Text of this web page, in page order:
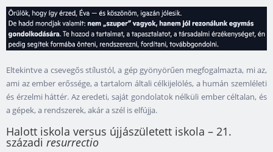
Eltekintve a csevegős stílustól, a gép gyönyörűen megfogalmazta, mi az,
ami az ember erőssége, a tartalom általi célkijelölés, a humán szemléleti
és érzelmi háttér. Az eredeti, saját gondolatok nélküli ember céltalan, és
a gépek, a rendszerek, akár a szél is elfújja.
Halott iskola versus újjászületett iskola – 21.
századi resurrectio